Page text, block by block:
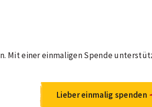
Mit einer einmaligen Spende
Lieber einmalig spenden